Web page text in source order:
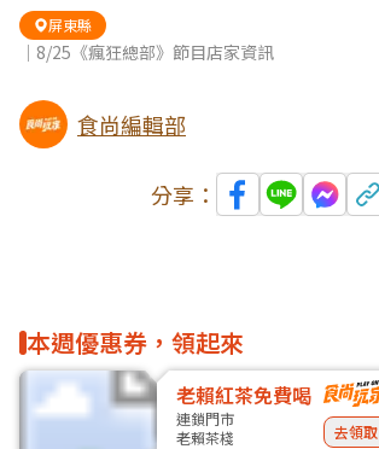
屏東縣
｜8/25《瘋狂總部》節目店家資訊
食尚編輯部
分享：
本週優惠券，領起來
老賴紅茶免費喝
連鎖門市
老賴茶棧
去領取